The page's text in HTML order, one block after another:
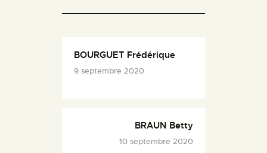
BOURGUET Frédérique
9 septembre 2020
BRAUN Betty
10 septembre 2020